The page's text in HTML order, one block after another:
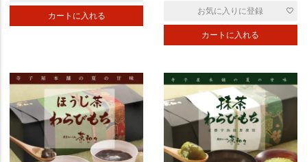
カートに入れる
カートに入れる
お気に入りに登録